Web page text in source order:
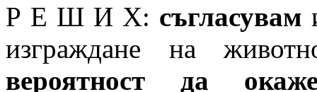
Р Е Ш И Х: съгласувам
изграждане на
вероятност
да